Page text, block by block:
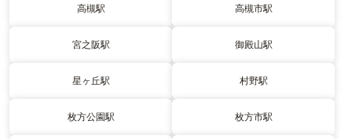
高槻駅 高槻市駅
宮之阪駅 御殿山駅
星ヶ丘駅 村野駅
枚方公園駅 枚方市駅